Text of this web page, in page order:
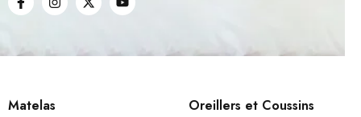
Matelas
Oreillers et Coussins